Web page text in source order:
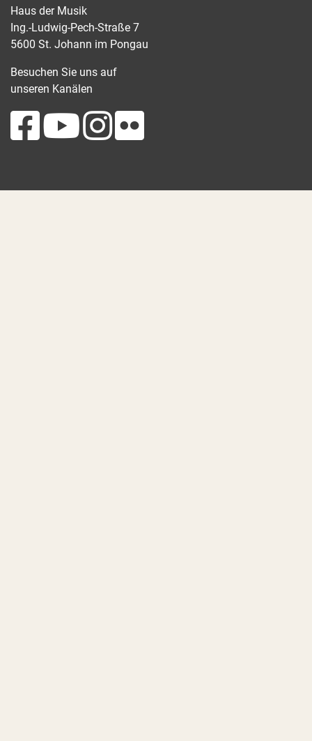
Haus der Musik
Ing.-Ludwig-Pech-Straße 7
5600 St. Johann im Pongau
Besuchen Sie uns auf
unseren Kanälen